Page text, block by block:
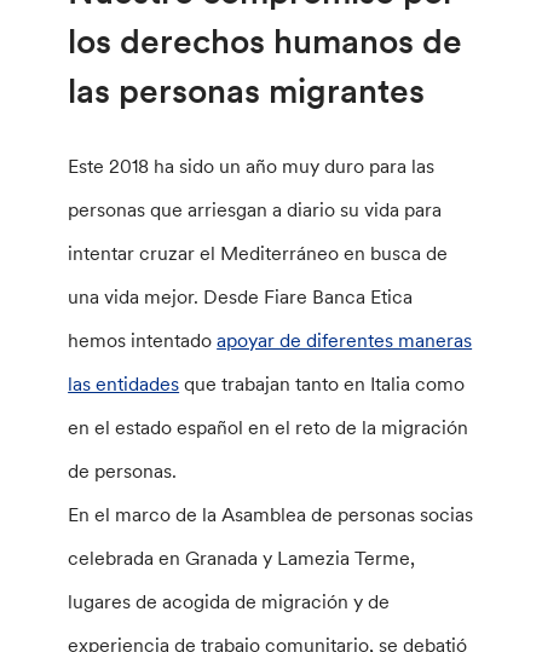
los derechos humanos de
las personas migrantes
Este 2018 ha sido un año muy duro para las
personas que arriesgan a diario su vida para
intentar cruzar el Mediterráneo en busca de
una vida mejor. Desde Fiare Banca Etica
hemos intentadoapoyar de diferentes maneras
las entidades que trabajan tanto en Italia como
en el estado español en el reto de la migración
de personas.
En el marco de la Asamblea de personas socias
celebrada en Granada y Lamezia Terme,
lugares de acogida de migración y de
experiencia de trabajo comunitario, se debatió